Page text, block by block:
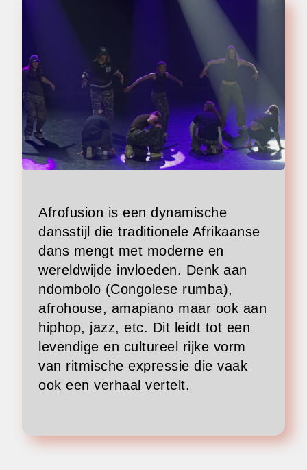
Afrofusion is een dynamische
dansstijl die traditionele Afrikaanse
dans mengt met moderne en
wereldwijde invloeden. Denk aan
ndombolo (Congolese rumba),
afrohouse, amapiano maar ook aan
hiphop, jazz, etc. Dit leidt tot een
levendige en cultureel rijke vorm
van ritmische expressie die vaak
ook een verhaal vertelt.